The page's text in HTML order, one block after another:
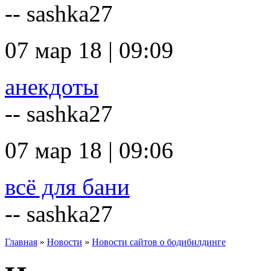
-- sashka27
07 мар 18 | 09:09
анекдоты
-- sashka27
07 мар 18 | 09:06
всё для бани
-- sashka27
Главная » Новости » Новости сайтов о бодибилдинге